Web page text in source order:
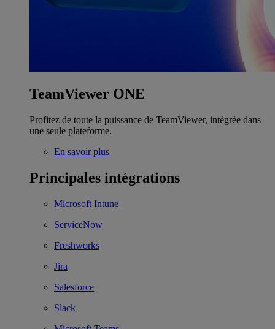
TeamViewer ONE
Profitez de toute la puissance de TeamViewer, intégrée dans
une seule plateforme.
En savoir plus
Principales intégrations
Microsoft Intune
ServiceNow
Freshworks
Jira
Salesforce
Slack